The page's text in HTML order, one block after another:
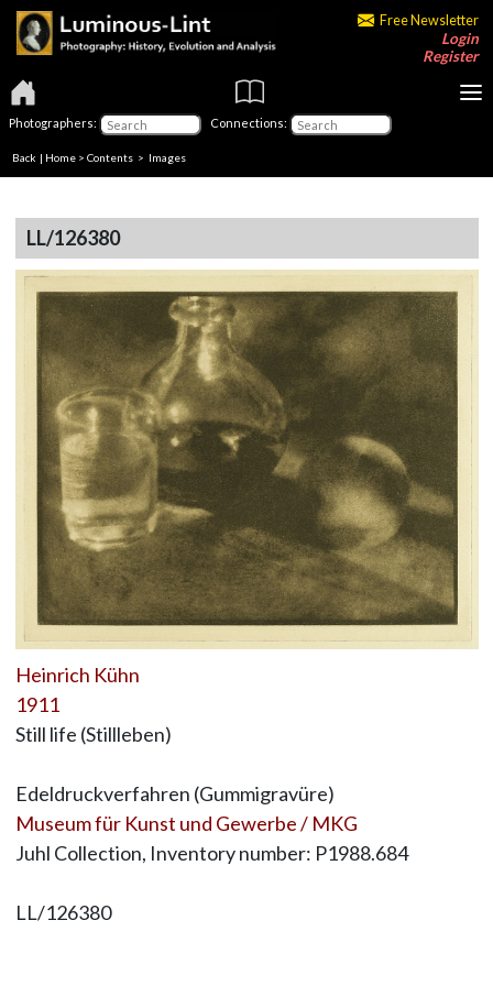
Free Newsletter
Login
Register
Photographers: Connections:
Back | Home > Contents > Images
LL/126380
Heinrich Kühn
1911
Still life (Stillleben)
Edeldruckverfahren (Gummigravüre)
Museum für Kunst und Gewerbe / MKG
Juhl Collection, Inventory number: P1988.684
LL/126380